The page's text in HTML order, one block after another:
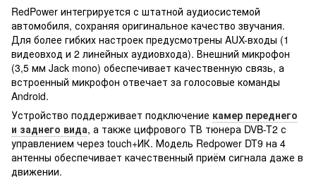
RedPower интегрируется с штатной аудиосистемой
автомобиля, сохраняя оригинальное качество звучания.
Для более гибких настроек предусмотрены AUX-входы (1
видеовход и 2 линейных аудиовхода). Внешний микрофон
(3,5 мм Jack mono) обеспечивает качественную связь, а
встроенный микрофон отвечает за голосовые команды
Android.
Устройство поддерживает подключение камер переднего
и заднего вида, а также цифрового ТВ тюнера DVB-T2 с
управлением через touch+ИК. Модель Redpower DT9 на 4
антенны обеспечивает качественный приём сигнала даже в
движении.